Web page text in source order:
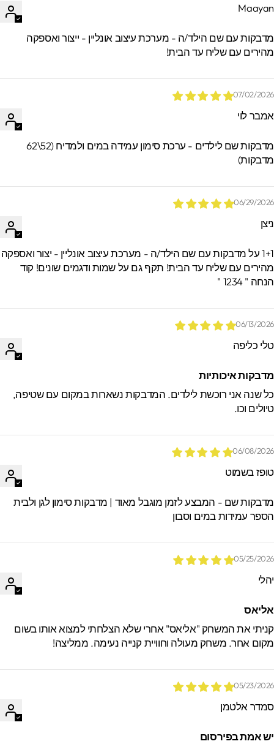
הזמנות.
עם שם הילד/ה - מערכת עיצוב אונליין - ייצור ואספקה
עם שליח עד הבית!
07/02/
לוי
מדבקות שם לילדים - ערכת סימון עמידה במים ולמדיח (52\62
06/29/
1+1 על מדבקות עם שם הילד/ה - מערכת עיצוב אונליין - יצור ואספקה
עם שליח עד הבית! תקף גם על שמות ודגמים שונים! קוד
" 1234 "
06/13/
כליפה
איכותיות
שנה אני רוכשת לילדים. המדבקות נשארות במקום עם שטיפה,
וכו.
06/08/
בשמוט
שם - המבצע לזמן מוגבל מאוד | מדבקות סימון לגן ולבית
עמידות במים וסבון
05/25/
את המשחק "אליאס" אחרי שלא הצלחתי למצוא אותו בשום
אחר. משחק מעולה וחוויית קנייה נעימה. ממליצה!
05/23/
אלטמן
אמת בפירסום